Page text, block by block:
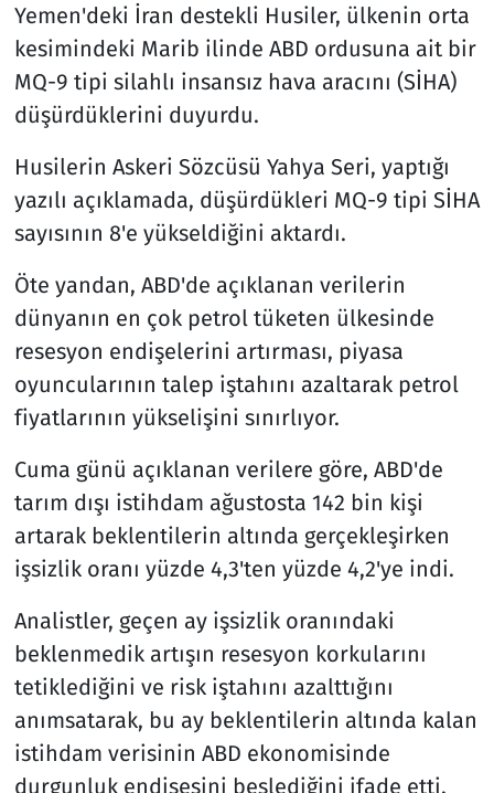
Yemen'deki İran destekli Husiler, ülkenin orta
kesimindeki Marib ilinde ABD ordusuna ait bir
MQ-9 tipi silahlı insansız hava aracını (SİHA)
düşürdüklerini duyurdu.
Husilerin Askeri Sözcüsü Yahya Seri, yaptığı
yazılı açıklamada, düşürdükleri MQ-9 tipi SİHA
sayısının 8'e yükseldiğini aktardı.
Öte yandan, ABD'de açıklanan verilerin
dünyanın en çok petrol tüketen ülkesinde
resesyon endişelerini artırması, piyasa
oyuncularının talep iştahını azaltarak petrol
fiyatlarının yükselişini sınırlıyor.
Cuma günü açıklanan verilere göre, ABD'de
tarım dışı istihdam ağustosta 142 bin kişi
artarak beklentilerin altında gerçekleşirken
işsizlik oranı yüzde 4,3'ten yüzde 4,2'ye indi.
Analistler, geçen ay işsizlik oranındaki
beklenmedik artışın resesyon korkularını
tetiklediğini ve risk iştahını azalttığını
anımsatarak, bu ay beklentilerin altında kalan
istihdam verisinin ABD ekonomisinde
durgunluk endişesini beslediğini ifade etti.